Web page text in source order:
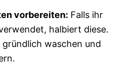
vorbereiten: Falls ihr
halbiert diese.
waschen und